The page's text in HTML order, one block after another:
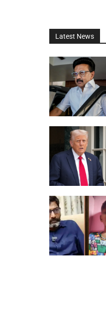
Latest News